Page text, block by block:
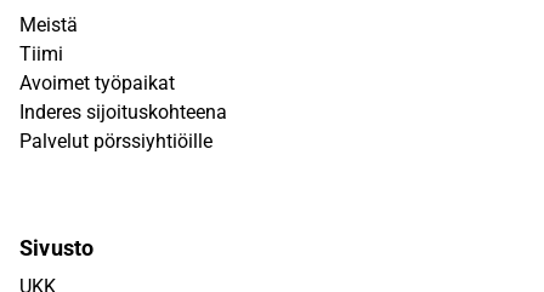
Meistä
Tiimi
Avoimet työpaikat
Inderes sijoituskohteena
Palvelut pörssiyhtiöille
Sivusto
UKK